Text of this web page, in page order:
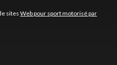
sitesWeb pour sport motorisé par